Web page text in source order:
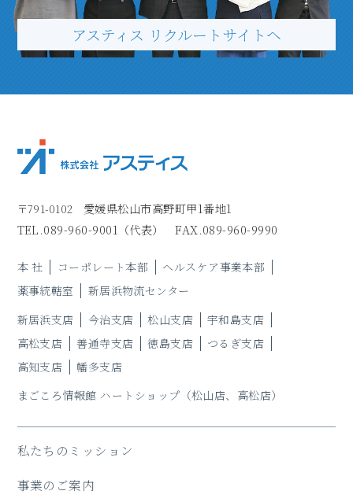
アスティス リクルートサイトヘ
〒791-0102
愛媛県松山市高野町甲1番地1
TEL.089-960-9001 （代表） FAX.089-960-9990
本 社 コーポレート本部
ヘルスケア事業本部
薬事統轄室
新居浜物流センター
新居浜支店
今治支店 松山支店
宇和島支店
高松支店
善通寺支店 徳島支店
つるぎ支店
高知支店
幡多支店
まごころ情報館 ハートショップ （松山店、高松店）
私たちのミッション
事業のご案内